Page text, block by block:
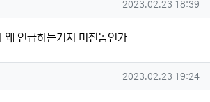
작성일
2023.02.23 18:39
왜 언급하는거지 미친놈인가
작성일
2023.02.23 19:24